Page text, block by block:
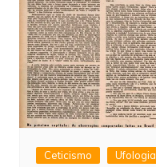
Ceticismo Ufologia